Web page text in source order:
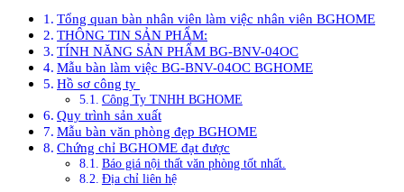
Tổng quan bàn nhân viên làm việc nhân viên BGHOME
THÔNG TIN SẢN PHẨM:
TÍNH NĂNG SẢN PHẨM BG-BNV-04OC
Mẫu bàn làm việc BG-BNV-04OC BGHOME
Hồ sơ công ty
Công Ty TNHH BGHOME
Quy trình sản xuất
Mẫu bàn văn phòng đẹp BGHOME
Chứng chỉ BGHOME đạt được
Báo giá nội thất văn phòng tốt nhất.
Địa chỉ liên hệ